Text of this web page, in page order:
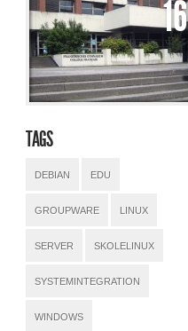
16
TAGS
DEBIAN EDU
GROUPWARE LINUX
SERVER SKOLELINUX
SYSTEMINTEGRATION
WINDOWS